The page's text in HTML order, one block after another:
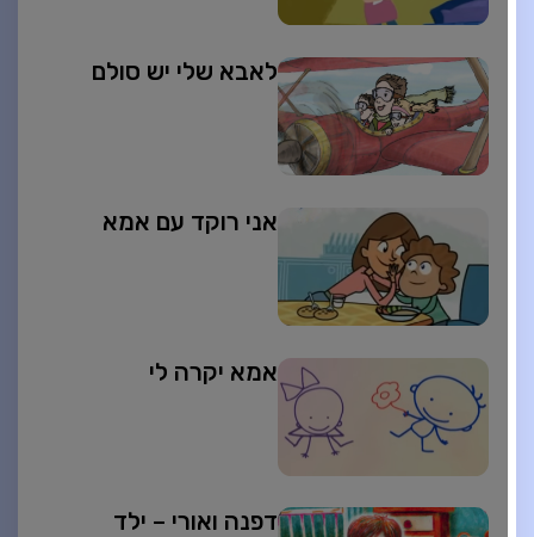
לאבא שלי יש סולם
אני רוקד עם אמא
אמא יקרה לי
דפנה ואורי – ילד